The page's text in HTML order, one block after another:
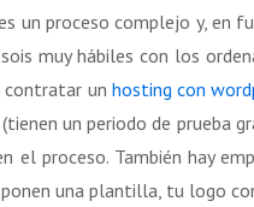
un proceso complejo y, en
muy hábiles con los
contratar un hosting con
un periodo de prueba
el proceso. También hay
una plantilla, tu logo